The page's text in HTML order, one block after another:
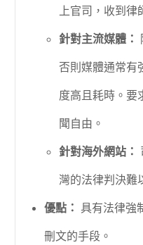
上官司，收到律
針對主流媒體：
否則媒體通常有
度高且耗時。要
聞自由。
針對海外網站：
灣的法律判決難
優點： 具有法律強
刪文的手段。